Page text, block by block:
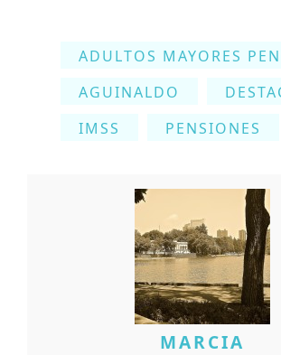
ADULTOS MAYORES
AGUINALDO
IMSS
PENSIONES
MARCIA